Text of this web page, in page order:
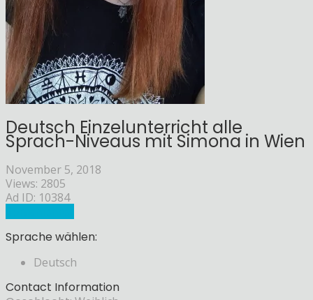
Deutsch Einzelunterricht alle
Sprach-Niveaus mit Simona in Wien
November 5, 2018
Views: 2805
Ad ID: 10384
Sprache wählen:
Deutsch
Contact Information